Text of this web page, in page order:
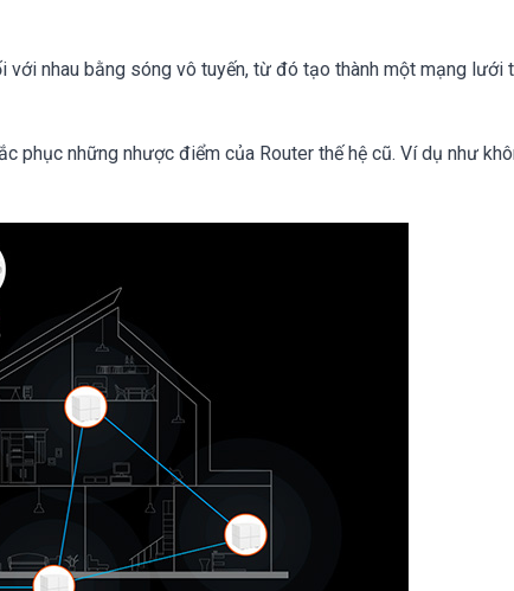
nhau bằng sóng vô tuyến, từ đó tạo thành một mạng lưới
phục những nhược điểm của Router thế hệ cũ. Ví dụ như